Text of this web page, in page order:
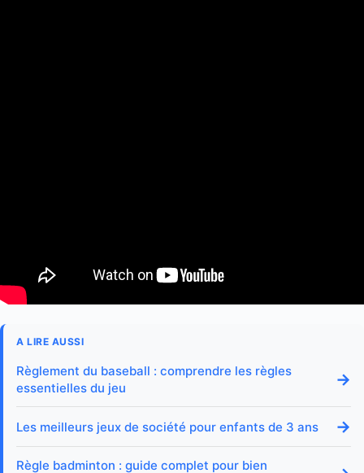
A LIRE AUSSI
Règlement du baseball : comprendre les règles
essentielles du jeu
→
Les meilleurs jeux de société pour enfants de 3 ans →
Règle badminton : guide complet pour bien